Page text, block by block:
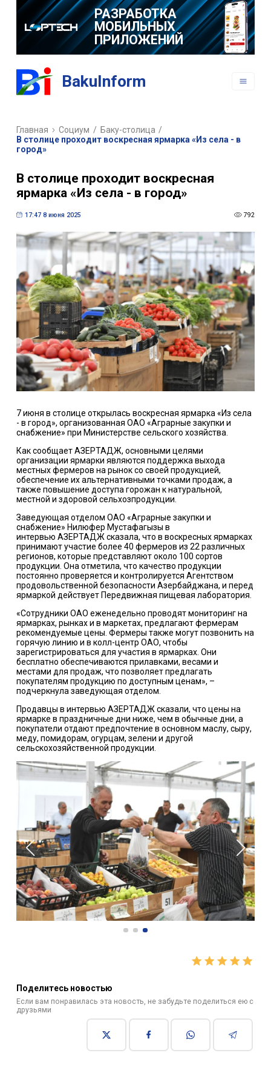
РАЗРАБОТКА
МОБИЛЬНЫХ
ПРИЛОЖЕНИЙ
BakuInform
Главная Социум / Баку-столица /
В столице проходит воскресная ярмарка «Из села - в
город»
В столице проходит воскресная
ярмарка «Из села - в город»
17:47 8 июня 2025 792
7 июня в столице открылась воскресная ярмарка «Из села
- в город», организованная ОАО «Аграрные закупки и
снабжение» при Министерстве сельского хозяйства.
Как сообщает АЗЕРТАДЖ, основными целями
организации ярмарки являются поддержка выхода
местных фермеров на рынок со своей продукцией,
обеспечение их альтернативными точками продаж, а
также повышение доступа горожан к натуральной,
местной и здоровой сельхозпродукции.
Заведующая отделом ОАО «Аграрные закупки и
снабжение» Нилюфер Мустафагызы в
интервью АЗЕРТАДЖ сказала, что в воскресных ярмарках
принимают участие более 40 фермеров из 22 различных
регионов, которые представляют около 100 сортов
продукции. Она отметила, что качество продукции
постоянно проверяется и контролируется Агентством
продовольственной безопасности Азербайджана, и перед
ярмаркой действует Передвижная пищевая лаборатория.
«Сотрудники ОАО еженедельно проводят мониторинг на
ярмарках, рынках и в маркетах, предлагают фермерам
рекомендуемые цены. Фермеры также могут позвонить на
горячую линию и в колл-центр ОАО, чтобы
зарегистрироваться для участия в ярмарках. Они
бесплатно обеспечиваются прилавками, весами и
местами для продаж, что позволяет предлагать
покупателям продукцию по доступным ценам», –
подчеркнула заведующая отделом.
Продавцы в интервью АЗЕРТАДЖ сказали, что цены на
ярмарке в праздничные дни ниже, чем в обычные дни, а
покупатели отдают предпочтение в основном маслу, сыру,
меду, помидорам, огурцам, зелени и другой
сельскохозяйственной продукции.
Поделитесь новостью
Если вам понравилась эта новость, не забудьте поделиться ею с
друзьями